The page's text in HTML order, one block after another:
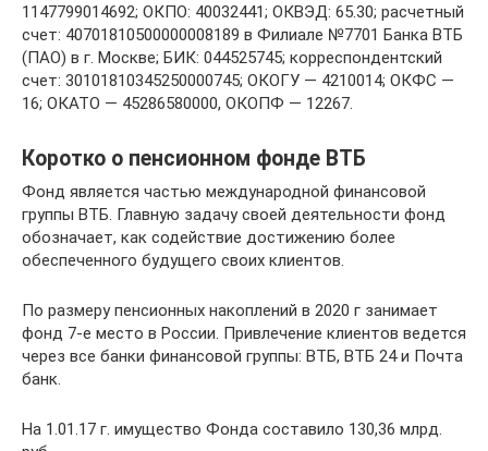
1147799014692; ОКПО: 40032441; ОКВЭД: 65.30; расчетный
счет: 40701810500000008189 в Филиале №7701 Банка ВТБ
(ПАО) в г. Москве; БИК: 044525745; корреспондентский
счет: 30101810345250000745; ОКОГУ — 4210014; ОКФС —
16; ОКАТО — 45286580000, ОКОПФ — 12267.
Коротко о пенсионном фонде ВТБ
Фонд является частью международной финансовой
группы ВТБ. Главную задачу своей деятельности фонд
обозначает, как содействие достижению более
обеспеченного будущего своих клиентов.
По размеру пенсионных накоплений в 2020 г занимает
фонд 7-е место в России. Привлечение клиентов ведется
через все банки финансовой группы: ВТБ, ВТБ 24 и Почта
банк.
На 1.01.17 г. имущество Фонда составило 130,36 млрд.